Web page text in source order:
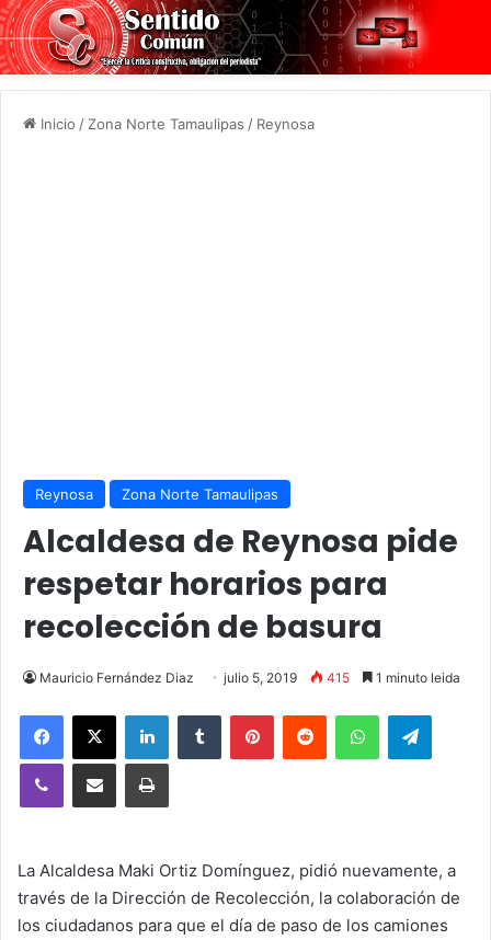
Inicio / Zona Norte Tamaulipas / Reynosa
Reynosa Zona Norte Tamaulipas
Alcaldesa de Reynosa pide
respetar horarios para
recolección de basura
Mauricio Fernández Diaz julio 5, 2019 415 1 minuto leida
Facebook
X LinkedInTumblr PinterestReddit WhatsApp
Viber Compartir vía email Imprimir
La Alcaldesa Maki Ortiz Domínguez, pidió nuevamente, a
través de la Dirección de Recolección, la colaboración de
los ciudadanos para que el día de paso de los camiones